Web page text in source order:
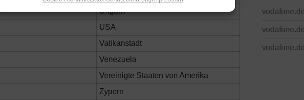
Ungarn
USA
Vatikanstadt
Venezuela
Vereinigte Staaten von Amerika
Zypern